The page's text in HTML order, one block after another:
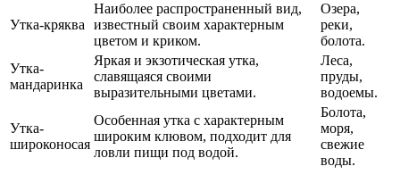
Утка-кряква
Наиболее распространенный вид,
известный своим характерным
цветом и криком.
Озера,
реки,
болота.
Утка-
мандаринка
Яркая и экзотическая утка,
славящаяся своими
выразительными цветами.
Леса,
пруды,
водоемы.
Утка-
широконосая
Особенная утка с характерным
широким клювом, подходит для
ловли пищи под водой.
Болота,
моря,
свежие
воды.